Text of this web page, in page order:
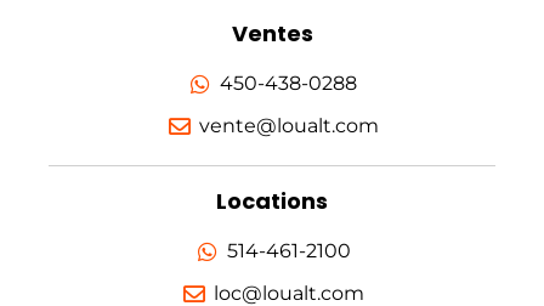
Ventes
450-438-0288
vente@loualt.com
Locations
514-461-2100
loc@loualt.com